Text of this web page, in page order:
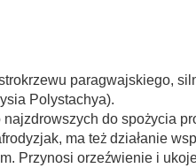
paragwajskiego,
Polystachya).
najzdrowszych do spożycia
ma też działanie
Przynosi orzeźwienie i